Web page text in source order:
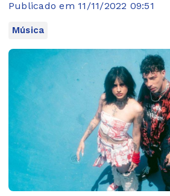
Publicado em 11/11/2022 09:51
Música